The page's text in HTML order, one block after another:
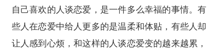
自己喜欢的人谈恋爱，是一件多么幸福的事情。有
些人在恋爱中给人更多的是温柔和体贴，有些人却
让人感到心烦，和这样的人谈恋爱变的越来越累，